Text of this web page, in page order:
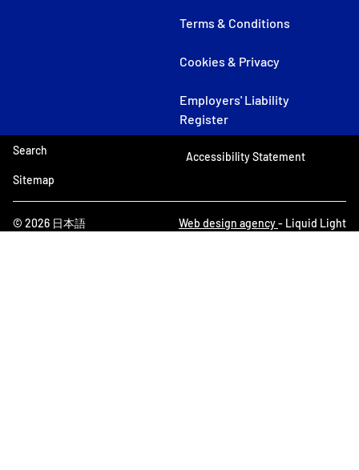
Terms & Conditions
Cookies & Privacy
Employers' Liability
Register
© 2026 日本語
Search
Sitemap
Accessibility Statement
Web design agency- Liquid Light